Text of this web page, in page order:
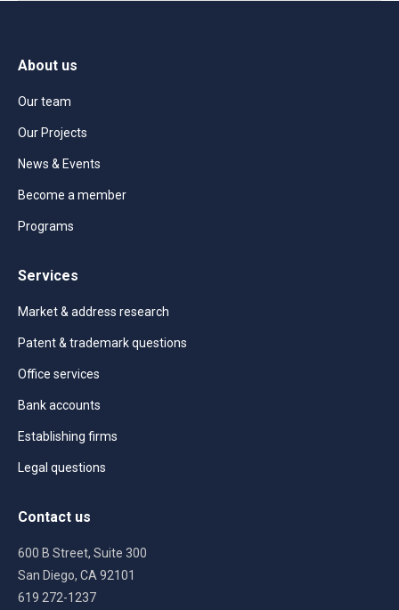
About us
Our team
Our Projects
News & Events
Become a member
Programs
Services
Market & address research
Patent & trademark questions
Office services
Bank accounts
Establishing firms
Legal questions
Contact us
600 B Street, Suite 300
San Diego, CA 92101
619 272-1237